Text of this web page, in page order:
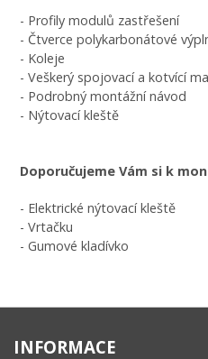
- Profily modulů zastřešení
- Čtverce polykarbonátové
- Koleje
- Veškerý spojovací a kotvící
- Podrobný montážní návod
- Nýtovací kleště
Doporučujeme Vám si k
- Elektrické nýtovací kleště
- Vrtačku
- Gumové kladívko
INFORMACE